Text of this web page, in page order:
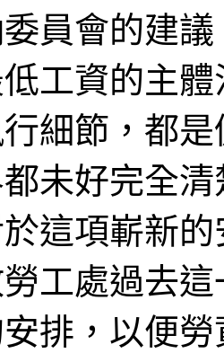
員會的建
工資的主
細節，都
未好完全
這項嶄新
工處過去
排，以便